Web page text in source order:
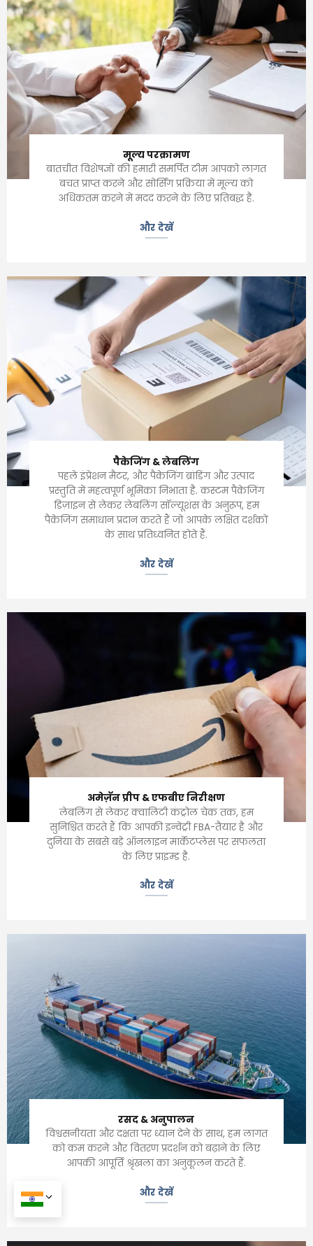
मूल्य परक्रामण
बातचीत विशेषज्ञों की हमारी समर्पित टीम आपको लागत
बचत प्राप्त करने और सोर्सिंग प्रक्रिया में मूल्य को
अधिकतम करने में मदद करने के लिए प्रतिबद्ध है.
और देखें
पैकेजिंग & लेबलिंग
पहले इंप्रेशन मैटर, और पैकेजिंग ब्रांडिंग और उत्पाद
प्रस्तुति में महत्वपूर्ण भूमिका निभाता है. कस्टम पैकेजिंग
डिज़ाइन से लेकर लेबलिंग सॉल्यूशंस के अनुरूप, हम
पैकेजिंग समाधान प्रदान करते हैं जो आपके लक्षित दर्शकों
के साथ प्रतिध्वनित होते हैं.
और देखें
अमेज़ॅन प्रीप & एफबीए निरीक्षण
लेबलिंग से लेकर क्वालिटी कंट्रोल चेक तक, हम
सुनिश्चित करते हैं कि आपकी इन्वेंट्री FBA-तैयार है और
दुनिया के सबसे बड़े ऑनलाइन मार्केटप्लेस पर सफलता
के लिए प्राइम्ड है.
और देखें
रसद & अनुपालन
विश्वसनीयता और दक्षता पर ध्यान देने के साथ, हम लागत
को कम करने और वितरण प्रदर्शन को बढ़ाने के लिए
आपकी आपूर्ति श्रृंखला का अनुकूलन करते हैं.
और देखें